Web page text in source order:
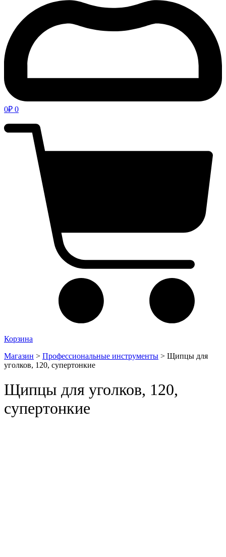
0₽ 0
Корзина
Магазин > Профессиональные инструменты > Щипцы для
уголков, 120, супертонкие
Щипцы для уголков, 120,
супертонкие